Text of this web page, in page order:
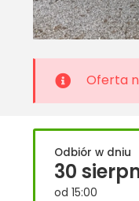
Oferta
Odbiór w dniu
30
od 15:00